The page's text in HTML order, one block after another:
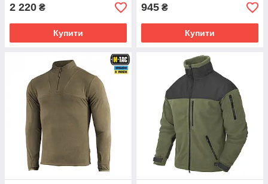
2 220 ₴
Купити
945 ₴
Купити